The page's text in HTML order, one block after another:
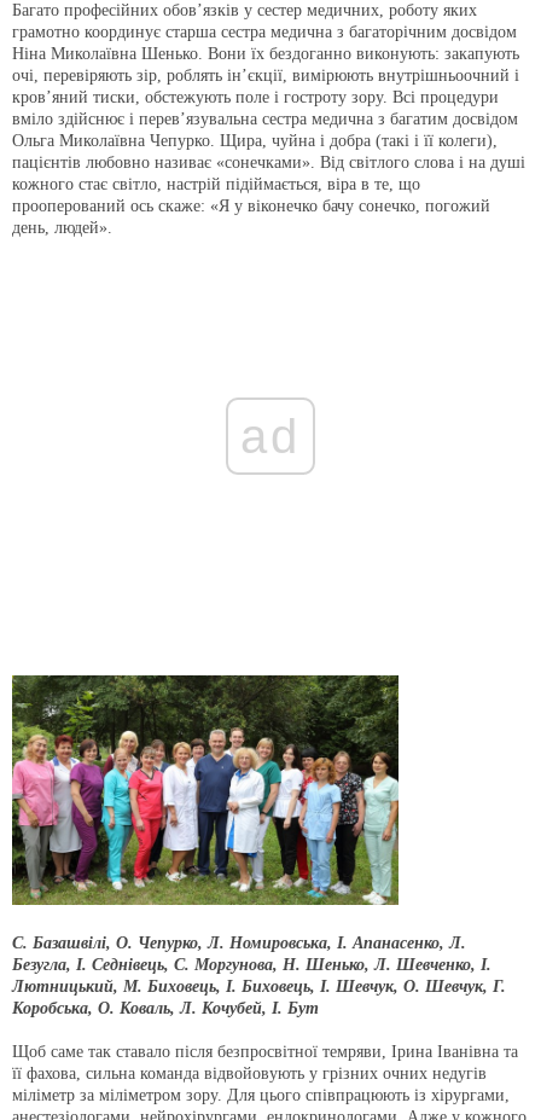
Багато професійних обов’язків у сестер медичних, роботу яких
грамотно координує старша сестра медична з багаторічним досвідом
Ніна Миколаївна Шенько. Вони їх бездоганно виконують: закапують
очі, перевіряють зір, роблять ін’єкції, вимірюють внутрішньоочний і
кров’яний тиски, обстежують поле і гостроту зору. Всі процедури
вміло здійснює і перев’язувальна сестра медична з багатим досвідом
Ольга Миколаївна Чепурко. Щира, чуйна і добра (такі і її колеги),
пацієнтів любовно називає «сонечками». Від світлого слова і на душі
кожного стає світло, настрій підіймається, віра в те, що
прооперований ось скаже: «Я у віконечко бачу сонечко, погожий
день, людей».
ad
С. Базашвілі, О. Чепурко, Л. Номировська, І. Апанасенко, Л.
Безугла, І. Седнівець, С. Моргунова, Н. Шенько, Л. Шевченко, І.
Лютницький, М. Биховець, І. Биховець, І. Шевчук, О. Шевчук, Г.
Коробська, О. Коваль, Л. Кочубей, І. Бут
Щоб саме так ставало після безпросвітної темряви, Ірина Іванівна та
її фахова, сильна команда відвойовують у грізних очних недугів
міліметр за міліметром зору. Для цього співпрацюють із хірургами,